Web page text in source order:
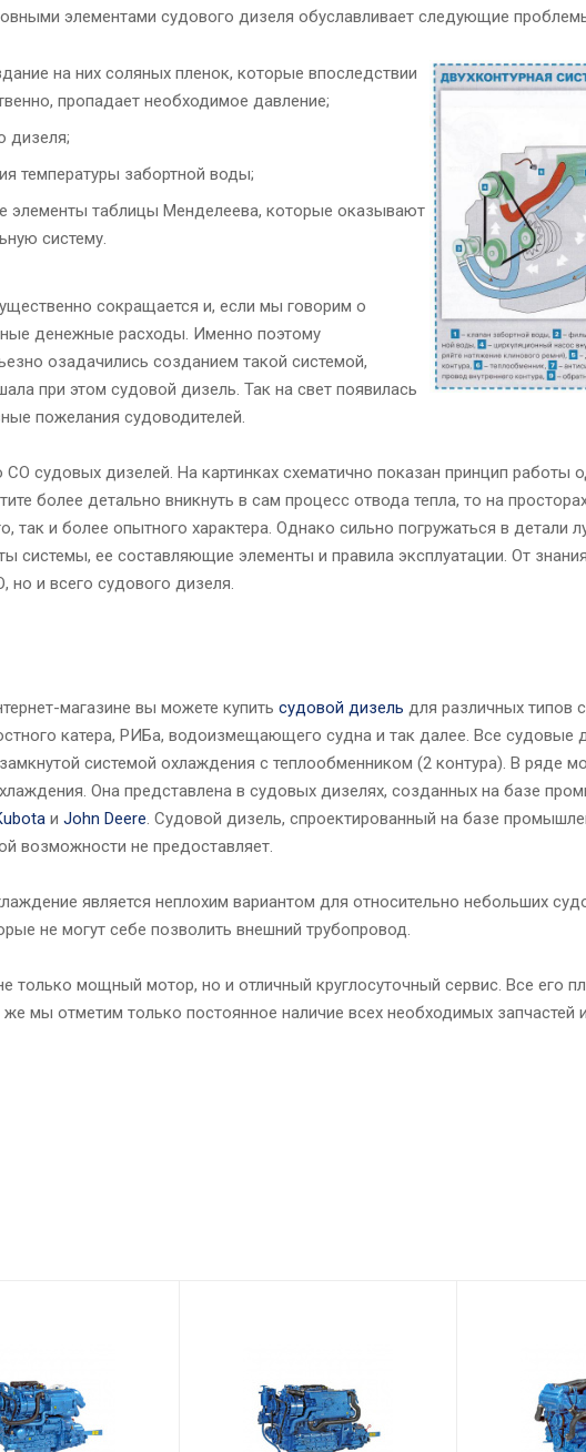
элементами судового дизеля обуславливает следующие
на них соляных пленок, которые впоследствии
пропадает необходимое давление;
дизеля;
температуры забортной воды;
элементы таблицы Менделеева, которые оказывают
систему.
сокращается и, если мы говорим о
денежные расходы. Именно поэтому
озадачились созданием такой системой,
при этом судовой дизель. Так на свет появилась
пожелания судоводителей.
судовых дизелей. На картинках схематично показан принцип работы
более детально вникнуть в сам процесс отвода тепла, то на
так и более опытного характера. Однако сильно погружаться в детали
системы, ее составляющие элементы и правила эксплуатации. От
но и всего судового дизеля.
магазине вы можете купить судовой дизель для различных типов
катера, РИБа, водоизмещающего судна и так далее. Все судовые
системой охлаждения с теплообменником (2 контура). В ряде
Она представлена в судовых дизелях, созданных на базе
и John Deere. Судовой дизель, спроектированный на базе
возможности не предоставляет.
является неплохим вариантом для относительно небольших
не могут себе позволить внешний трубопровод.
только мощный мотор, но и отличный круглосуточный сервис. Все его
мы отметим только постоянное наличие всех необходимых запчастей